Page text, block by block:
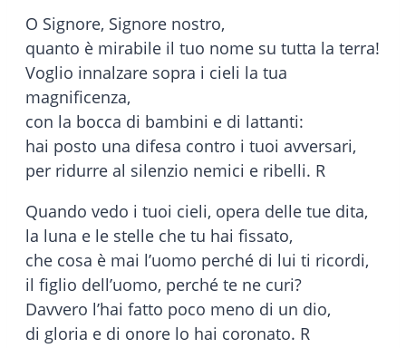
O Signore, Signore nostro,
quanto è mirabile il tuo nome su tutta la terra!
Voglio innalzare sopra i cieli la tua
magnificenza,
con la bocca di bambini e di lattanti:
hai posto una difesa contro i tuoi avversari,
per ridurre al silenzio nemici e ribelli. R
Quando vedo i tuoi cieli, opera delle tue dita,
la luna e le stelle che tu hai fissato,
che cosa è mai l’uomo perché di lui ti ricordi,
il figlio dell’uomo, perché te ne curi?
Davvero l’hai fatto poco meno di un dio,
di gloria e di onore lo hai coronato. R